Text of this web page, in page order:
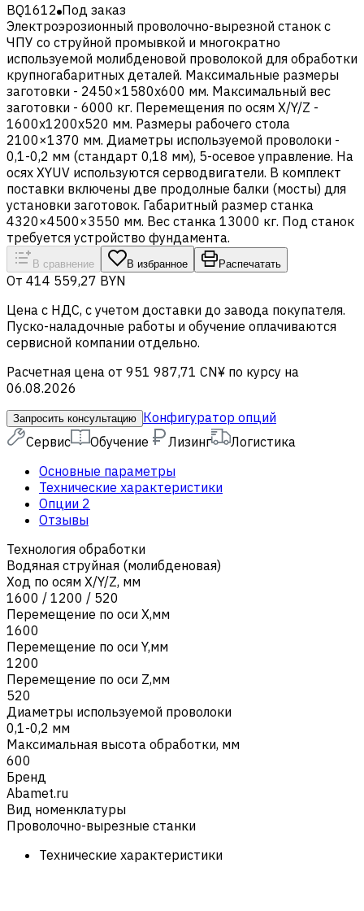
BQ1612 Под заказ
Электроэрозионный проволочно-вырезной станок с
ЧПУ cо струйной промывкой и многократно
используемой молибденовой проволокой для обработки
крупногабаритных деталей. Максимальные размеры
заготовки - 2450×1580x600 мм. Максимальный вес
заготовки - 6000 кг. Перемещения по осям X/Y/Z -
1600x1200х520 мм. Размеры рабочего стола
2100×1370 мм. Диаметры используемой проволоки -
0,1-0,2 мм (стандарт 0,18 мм), 5-осевое управление. На
осях XYUV используются серводвигатели. В комплект
поставки включены две продолные балки (мосты) для
установки заготовок. Габаритный размер станка
4320×4500×3550 мм. Вес станка 13000 кг. Под станок
требуется устройство фундамента.
В сравнение В избранное Распечатать
От 414 559,27 BYN
Цена c НДС, с учетом доставки до завода покупателя.
Пуско-наладочные работы и обучение оплачиваются
сервисной компании отдельно.
Расчетная цена от 951 987,71 CN¥ по курсу на
06.08.2026
Запросить консультацию Конфигуратор опций
Сервис
Обучение Лизинг
Логистика
Основные параметры
Технические характеристики
Опции 2
Отзывы
Технология обработки
Водяная струйная (молибденовая)
Ход по осям X/Y/Z, мм
1600 / 1200 / 520
Перемещение по оси X,мм
1600
Перемещение по оси Y,мм
1200
Перемещение по оси Z,мм
520
Диаметры используемой проволоки
0,1-0,2 мм
Максимальная высота обработки, мм
600
Бренд
Abamet.ru
Вид номенклатуры
Проволочно-вырезные станки
Технические характеристики